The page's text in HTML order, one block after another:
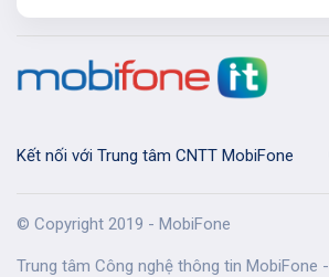
Kết nối với Trung tâm CNTT MobiFone
© Copyright 2019 - MobiFone
Trung tâm Công nghệ thông tin MobiFone -